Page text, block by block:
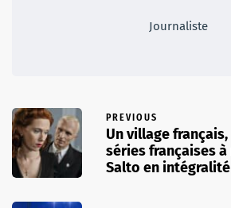
Journaliste
PREVIOUS
Un village
séries françaises
Salto en intégralité